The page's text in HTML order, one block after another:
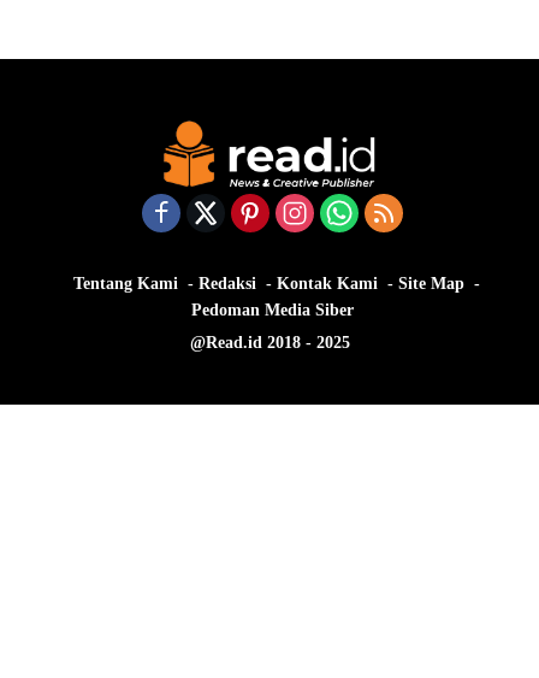
Tentang Kami Redaksi Kontak Kami
Site Map
Pedoman Media Siber
@Read.id 2018 - 2025